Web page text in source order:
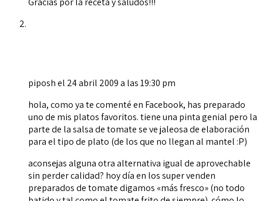
piposhel 24 abril 2009 a las 19:30 pm
hola, como ya te comenté en Facebook, has preparado
uno de mis platos favoritos. tiene una pinta genial pero la
parte de la salsa de tomate se ve jaleosa de elaboración
para el tipo de plato (de los que no llegan al mantel :P)
aconsejas alguna otra alternativa igual de aprovechable
sin perder calidad? hoy día en los super venden
preparados de tomate digamos «más fresco» (no todo